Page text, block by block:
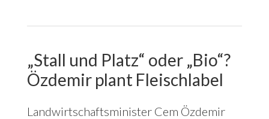
„Stall und Platz“ oder „Bio“?
Özdemir plant Fleischlabel
Landwirtschaftsminister Cem Özdemir